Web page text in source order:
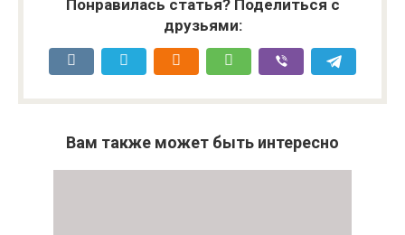
Понравилась статья? Поделиться с
друзьями:
Вам также может быть интересно